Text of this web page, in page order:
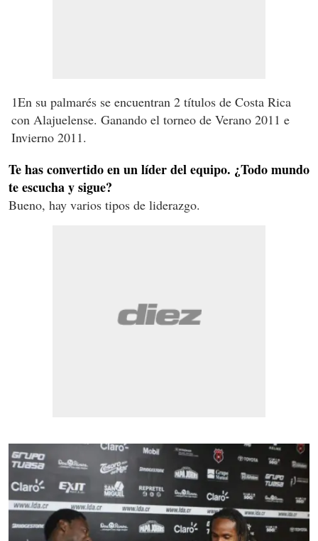
1En su palmarés se encuentran 2 títulos de Costa Rica
con Alajuelense. Ganando el torneo de Verano 2011 e
Invierno 2011.
Te has convertido en un líder del equipo. ¿Todo mundo
te escucha y sigue?
Bueno, hay varios tipos de liderazgo.